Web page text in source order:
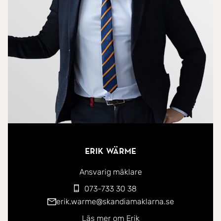
fantastiskt ljusinsläpp och direkt utgång till den
lummiga trädgården - en perfekt plats för både
vardag och fest. Vardagsrummet bjuder på en
vacker kakelugn som förstärker husets charm och
den välkomnande hallen öppnar upp mot flera av
hemmets rum på ett naturligt och inbjudande sätt.
Här finns även gäst-wc samt en gedigen och
mycket vacker platsbyggd trappa som leder upp till
vacker kamin samt balkong med fri och rogivande
utsikt över den fantastiska trädgården och
närområdet. Här finns även ett helkaklat badrum
utrustat med dusch, wc och handfat med
kommod. Källarvåningen erbjuder praktiska ytor i
Erik Wärme
Ansvarig mäklare
073-733 30 38
erik.warme@skandiamaklarna.se
Läs mer om Erik